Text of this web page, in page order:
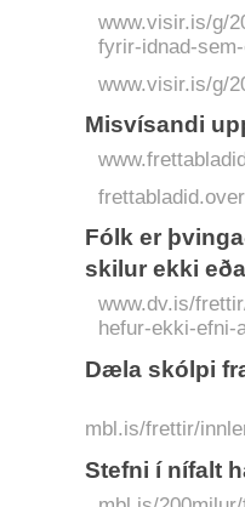
www.visir.is/g/
fyrir-idnad-
www.visir.is/g/
Misvísandi
Fólk er
skilur ekki
www.dv.is/
hefur-ekki-
Dæla skólpi
mbl.is/frettir/
Stefni í nífalt